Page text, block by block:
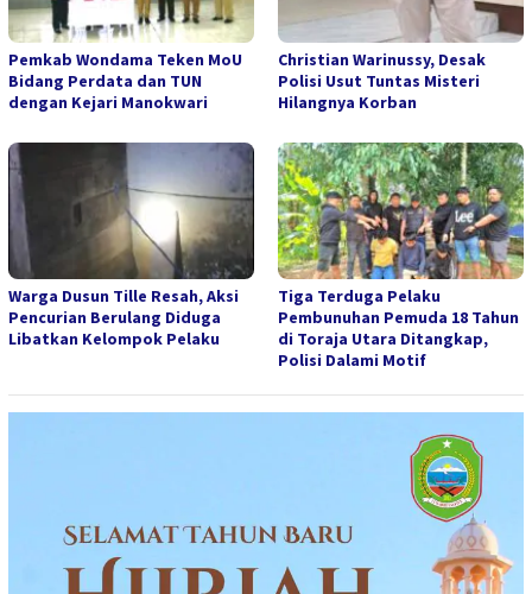
Pemkab Wondama Teken MoU
Bidang Perdata dan TUN
dengan Kejari Manokwari
Christian Warinussy, Desak
Polisi Usut Tuntas Misteri
Hilangnya Korban
Warga Dusun Tille Resah, Aksi
Pencurian Berulang Diduga
Libatkan Kelompok Pelaku
Tiga Terduga Pelaku
Pembunuhan Pemuda 18 Tahun
di Toraja Utara Ditangkap,
Polisi Dalami Motif